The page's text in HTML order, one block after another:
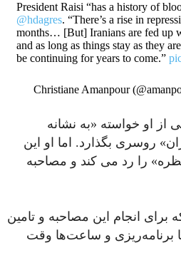
President Raisi “has a history of
@hdagres. “There’s a rise in
months… [But] Iranians are fed up
and as long as things stay as they
be continuing for years to come.”
از او خواسته «به نشانه
روسری بگذارد. اما او این
را رد می‌ کند و مصاحبه
برای انجام این مصاحبه و تامین
برنامه‌‌ریزى و ساعت‌ها وقت